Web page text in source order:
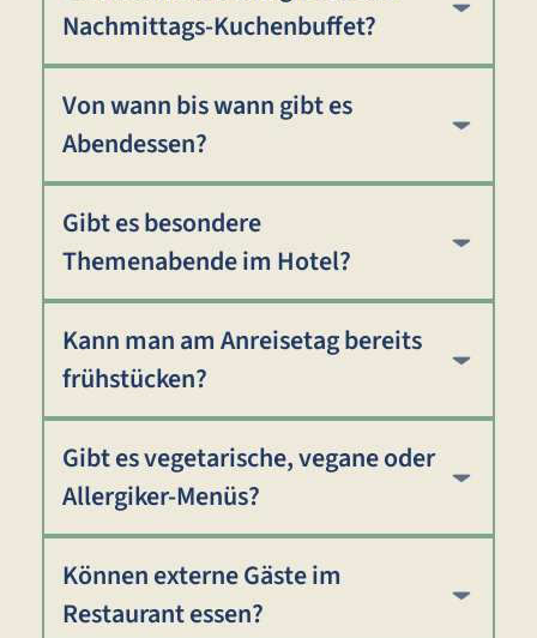
Nachmittags-Kuchenbuffet?
Von wann bis wann gibt es
Abendessen?
Gibt es besondere
Themenabende im Hotel?
Kann man am Anreisetag bereits
frühstücken?
Gibt es vegetarische, vegane oder
Allergiker-Menüs?
Können externe Gäste im
Restaurant essen?